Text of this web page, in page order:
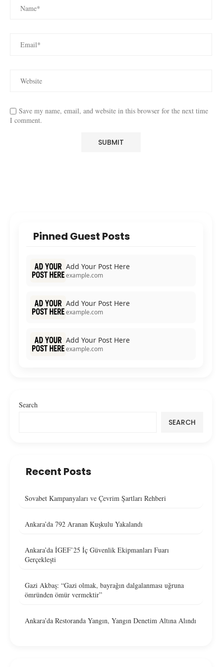
Save my name, email, and website in this browser for the next time
I comment.
Pinned Guest Posts
Add Your Post Here
example.com
Add Your Post Here
example.com
Add Your Post Here
example.com
Search
SEARCH
Recent Posts
Sovabet Kampanyaları ve Çevrim Şartları Rehberi
Ankara’da 792 Aranan Kuşkulu Yakalandı
Ankara’da İGEF’25 İç Güvenlik Ekipmanları Fuarı
Gerçekleşti
Gazi Akbaş: “Gazi olmak, bayrağın dalgalanması uğruna
ömründen ömür vermektir”
Ankara’da Restoranda Yangın, Yangın Denetim Altına Alındı